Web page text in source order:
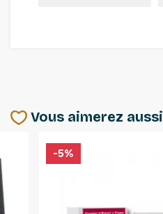
Vous aimerez aussi
-5%